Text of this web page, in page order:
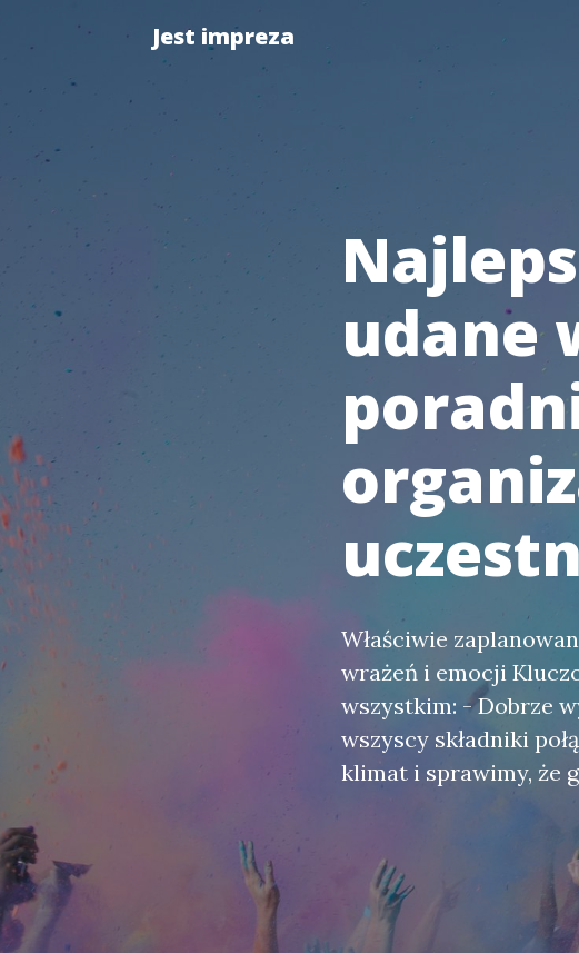
Jest impreza
udane
Właściwie
wrażeń i emocji
wszystkim: - Dobrze
wszyscy składniki
klimat i sprawimy, że